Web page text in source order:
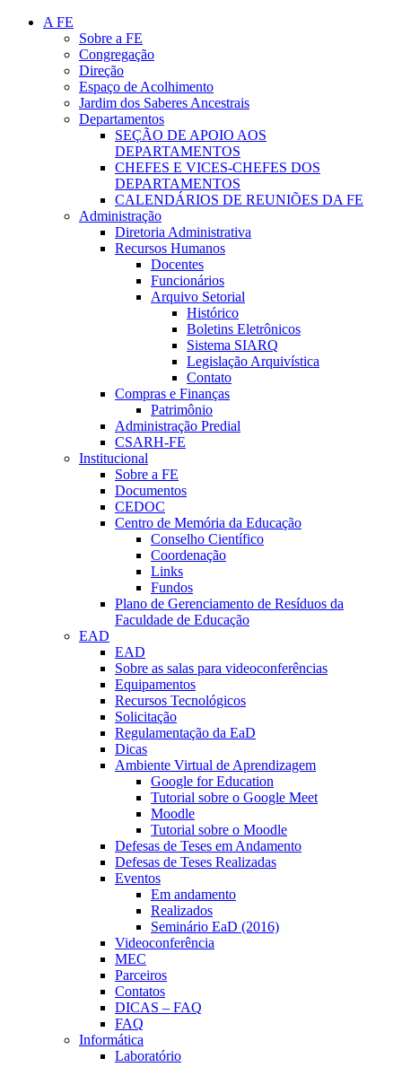
A FE
Sobre a FE
Congregação
Direção
Espaço de Acolhimento
Jardim dos Saberes Ancestrais
Departamentos
SEÇÃO DE APOIO AOS
DEPARTAMENTOS
CHEFES E VICES-CHEFES DOS
DEPARTAMENTOS
CALENDÁRIOS DE REUNIÕES DA FE
Administração
Diretoria Administrativa
Recursos Humanos
Docentes
Funcionários
Arquivo Setorial
Histórico
Boletins Eletrônicos
Sistema SIARQ
Legislação Arquivística
Contato
Compras e Finanças
Patrimônio
Administração Predial
CSARH-FE
Institucional
Sobre a FE
Documentos
CEDOC
Centro de Memória da Educação
Conselho Científico
Coordenação
Links
Fundos
Plano de Gerenciamento de Resíduos da
Faculdade de Educação
EAD
EAD
Sobre as salas para videoconferências
Equipamentos
Recursos Tecnológicos
Solicitação
Regulamentação da EaD
Dicas
Ambiente Virtual de Aprendizagem
Google for Education
Tutorial sobre o Google Meet
Moodle
Tutorial sobre o Moodle
Defesas de Teses em Andamento
Defesas de Teses Realizadas
Eventos
Em andamento
Realizados
Seminário EaD (2016)
Videoconferência
MEC
Parceiros
Contatos
DICAS – FAQ
FAQ
Informática
Laboratório